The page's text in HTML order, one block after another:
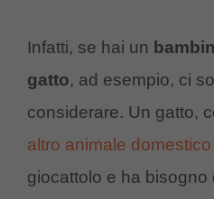
Infatti, se hai un
gatto, ad esempio, ci
considerare. Un gatto,
altro animale domestico
giocattolo e ha bisogno